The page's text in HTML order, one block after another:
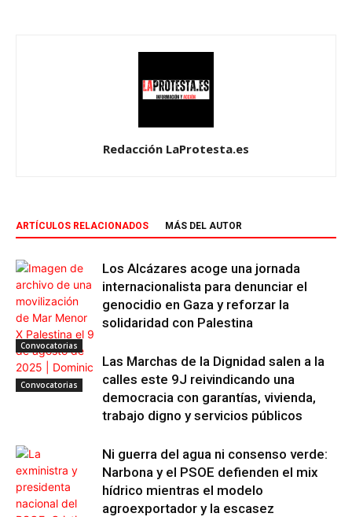
Redacción LaProtesta.es
ARTÍCULOS RELACIONADOS MÁS DEL AUTOR
Convocatorias
Los Alcázares acoge una jornada
internacionalista para denunciar el
genocidio en Gaza y reforzar la
solidaridad con Palestina
Convocatorias
Las Marchas de la Dignidad salen a la
calles este 9J reivindicando una
democracia con garantías, vivienda,
trabajo digno y servicios públicos
Ni guerra del agua ni consenso verde:
Narbona y el PSOE defienden el mix
hídrico mientras el modelo
agroexportador y la escasez